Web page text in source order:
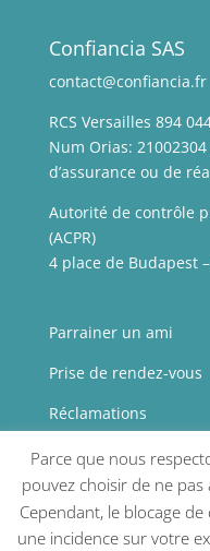
Confiancia SAS
contact@confiancia.fr
RCS Versailles 894
Num Orias:
d’assurance ou de
Autorité de contrôle
(ACPR)
4 place de Budapest
Parrainer un ami
Prise de rendez-vous
Réclamations
Presse
Mentions légales
Parce que nous
pouvez choisir de ne
Cependant, le blocage
une incidence sur votre